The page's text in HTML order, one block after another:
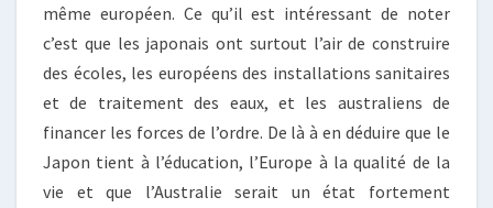
même européen. Ce qu’il est intéressant de noter
c’est que les japonais ont surtout l’air de construire
des écoles, les européens des installations sanitaires
et de traitement des eaux, et les australiens de
financer les forces de l’ordre. De là à en déduire que le
Japon tient à l’éducation, l’Europe à la qualité de la
vie et que l’Australie serait un état fortement